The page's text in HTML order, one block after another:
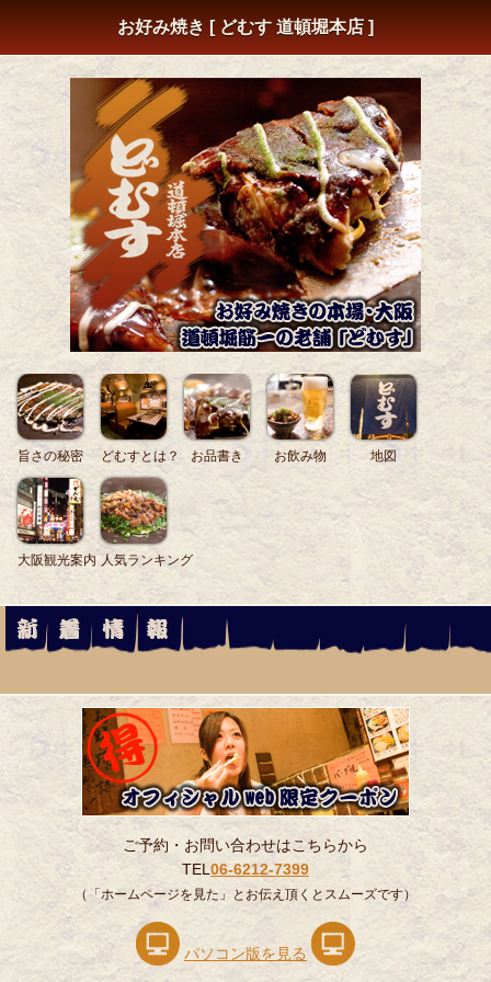
お好み焼き [ どむす 道頓堀本店 ]
ご予約・お問い合わせはこちらから
TEL06-6212-7399
（「ホームページを見た」とお伝え頂くとスムーズです）
パソコン版を見る